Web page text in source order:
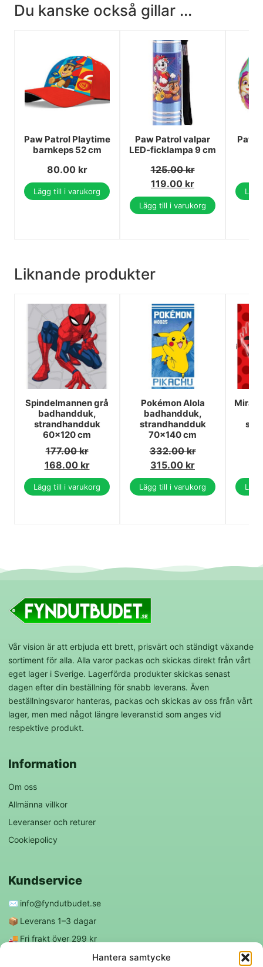
Hantera samtycke
Du kanske också gillar ...
Paw Patrol Playtime
barnkeps 52 cm
80.00 kr
Lägg till i varukorg
Paw Patrol valpar
LED-ficklampa 9 cm
125.00kr
119.00 kr
Lägg till i varukorg
Paw
Liknande produkter
Spindelmannen grå
badhandduk,
strandhandduk
60x120 cm
177.00kr
168.00 kr
Lägg till i varukorg
Pokémon Alola
badhandduk,
strandhandduk
70x140 cm
332.00kr
315.00 kr
Lägg till i varukorg
Vår vision är att erbjuda ett brett, prisvärt och ständigt växande
sortiment för alla. Alla varor packas och skickas direkt från vårt
eget lager i Sverige. Lagerförda produkter skickas senast
dagen efter din beställning för snabb leverans. Även
beställningsvaror hanteras, packas och skickas av oss från vårt
lager, men med något längre leveranstid som anges vid
respektive produkt.
Information
Om oss
Allmänna villkor
Leveranser och returer
Cookiepolicy
Kundservice
✉️ info@fyndutbudet.se
📦 Leverans 1–3 dagar
🚚 Fri frakt över 299 kr